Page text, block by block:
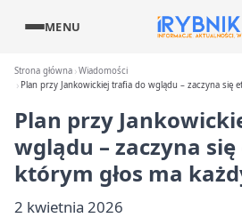
MENU
Strona główna Wiadomości
Plan przy Jankowickiej trafia do wglądu – zaczyna się
Plan przy
wglądu – zaczyna
którym głos ma
2 kwietnia 2026